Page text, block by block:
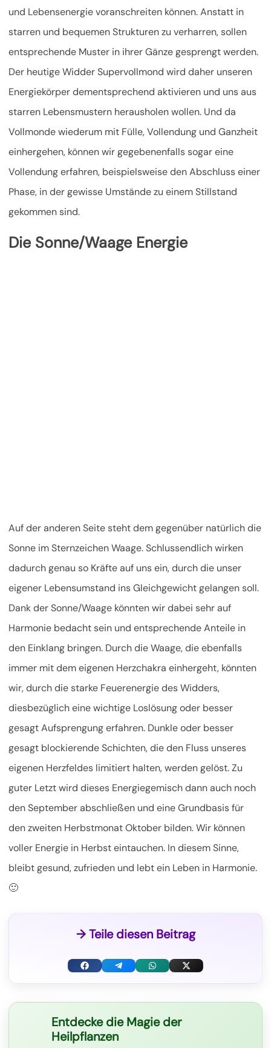
und Lebensenergie voranschreiten können. Anstatt in
starren und bequemen Strukturen zu verharren, sollen
entsprechende Muster in ihrer Gänze gesprengt werden.
Der heutige Widder Supervollmond wird daher unseren
Energiekörper dementsprechend aktivieren und uns aus
starren Lebensmustern herausholen wollen. Und da
Vollmonde wiederum mit Fülle, Vollendung und Ganzheit
einhergehen, können wir gegebenenfalls sogar eine
Vollendung erfahren, beispielsweise den Abschluss einer
Phase, in der gewisse Umstände zu einem Stillstand
gekommen sind.
Die Sonne/Waage Energie
Auf der anderen Seite steht dem gegenüber natürlich die
Sonne im Sternzeichen Waage. Schlussendlich wirken
dadurch genau so Kräfte auf uns ein, durch die unser
eigener Lebensumstand ins Gleichgewicht gelangen soll.
Dank der Sonne/Waage könnten wir dabei sehr auf
Harmonie bedacht sein und entsprechende Anteile in
den Einklang bringen. Durch die Waage, die ebenfalls
immer mit dem eigenen Herzchakra einhergeht, könnten
wir, durch die starke Feuerenergie des Widders,
diesbezüglich eine wichtige Loslösung oder besser
gesagt Aufsprengung erfahren. Dunkle oder besser
gesagt blockierende Schichten, die den Fluss unseres
eigenen Herzfeldes limitiert halten, werden gelöst. Zu
guter Letzt wird dieses Energiegemisch dann auch noch
den September abschließen und eine Grundbasis für
den zweiten Herbstmonat Oktober bilden. Wir können
voller Energie in Herbst eintauchen. In diesem Sinne,
bleibt gesund, zufrieden und lebt ein Leben in Harmonie.
🙂
→ Teile diesen Beitrag
F
e
T
W
X
Entdecke die Magie der
Heilpflanzen